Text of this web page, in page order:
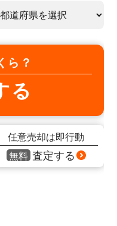
ら？
る
任意売却は即行動
無料 査定する